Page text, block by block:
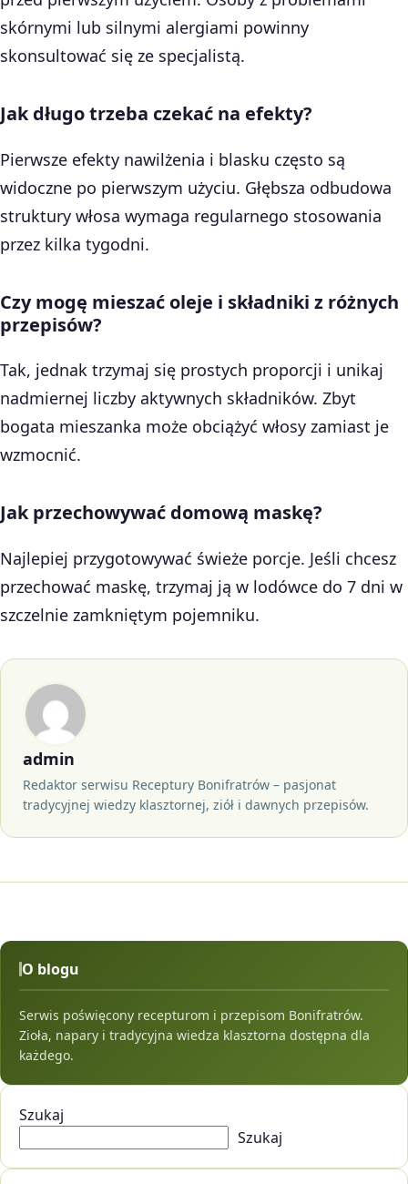
skórnymi lub silnymi alergiami powinny
skonsultować się ze specjalistą.
Jak długo trzeba czekać na efekty?
Pierwsze efekty nawilżenia i blasku często są
widoczne po pierwszym użyciu. Głębsza odbudowa
struktury włosa wymaga regularnego stosowania
przez kilka tygodni.
Czy mogę mieszać oleje i składniki z różnych
przepisów?
Tak, jednak trzymaj się prostych proporcji i unikaj
nadmiernej liczby aktywnych składników. Zbyt
bogata mieszanka może obciążyć włosy zamiast je
wzmocnić.
Jak przechowywać domową maskę?
Najlepiej przygotowywać świeże porcje. Jeśli chcesz
przechować maskę, trzymaj ją w lodówce do 7 dni w
szczelnie zamkniętym pojemniku.
admin
Redaktor serwisu Receptury Bonifratrów – pasjonat
tradycyjnej wiedzy klasztornej, ziół i dawnych przepisów.
O blogu
Serwis poświęcony recepturom i przepisom Bonifratrów.
Zioła, napary i tradycyjna wiedza klasztorna dostępna dla
każdego.
Szukaj
Szukaj